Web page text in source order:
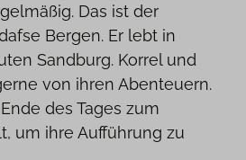
Das ist der
Bergen. Er lebt in
Sandburg. Korrel und
von ihren Abenteuern.
des Tages zum
um ihre Aufführung zu